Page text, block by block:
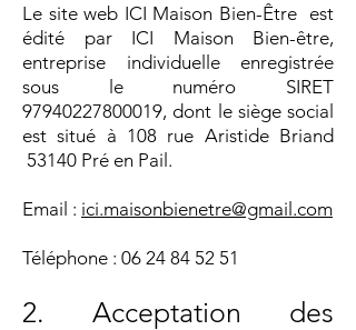
Le site web ICI Maison Bien-Être est
édité par ICI Maison Bien-être,
entreprise individuelle enregistrée
sous le numéro SIRET
97940227800019, dont le siège social
est situé à 108 rue Aristide Briand
53140 Pré en Pail.
Email : ici.maisonbienetre@gmail.com
Téléphone : 06 24 84 52 51
2. Acceptation des